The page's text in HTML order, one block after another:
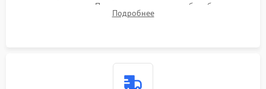
амортизаторов. Проверка подшипников барабана и
крестовины на износ, а манжеты люка на разрывы.
Подробнее